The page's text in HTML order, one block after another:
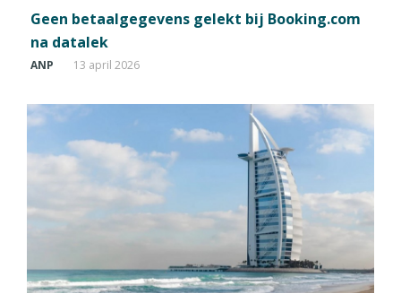
Geen betaalgegevens gelekt bij Booking.com
na datalek
ANP 13 april 2026